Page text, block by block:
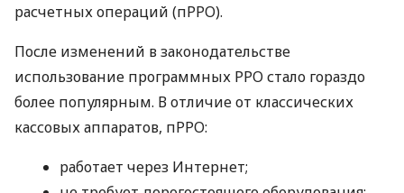
расчетных операций (пРРО).
После изменений в законодательстве
использование программных РРО стало гораздо
более популярным. В отличие от классических
кассовых аппаратов, пРРО:
работает через Интернет;